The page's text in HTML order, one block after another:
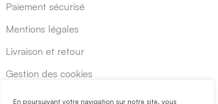
En poursuivant votre navigation sur notre site, vous
Paiement sécurisé
Mentions légales
Livraison et retour
Gestion des cookies